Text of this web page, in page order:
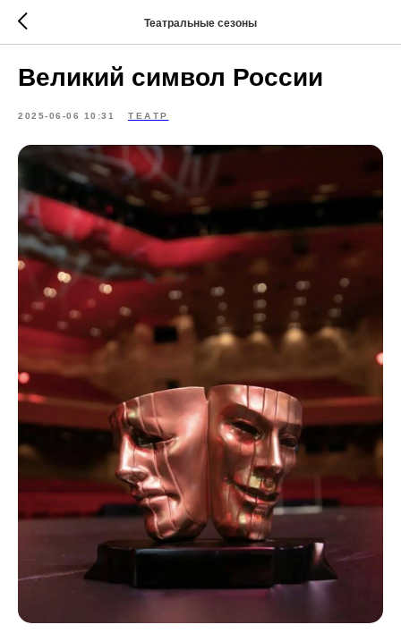
Театральные сезоны
Великий символ России
2025-06-06 10:31 ТЕАТР